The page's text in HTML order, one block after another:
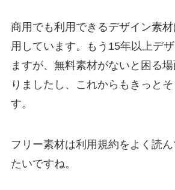
商用でも利用できるデザイン素材
用しています。もう15年以上デ
ますが、無料素材がないと困る
りましたし、これからもきっと
す。
フリー素材は利用規約をよく読
たいですね。